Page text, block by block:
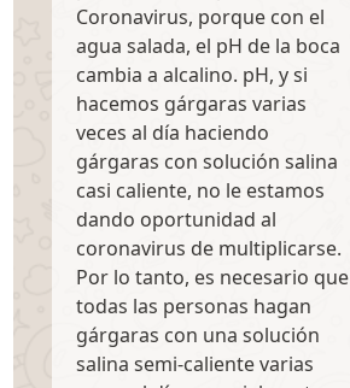
Coronavirus, porque con el
agua salada, el pH de la boca
cambia a alcalino. pH, y si
hacemos gárgaras varias
veces al día haciendo
gárgaras con solución salina
casi caliente, no le estamos
dando oportunidad al
coronavirus de multiplicarse.
Por lo tanto, es necesario que
todas las personas hagan
gárgaras con una solución
salina semi-caliente varias